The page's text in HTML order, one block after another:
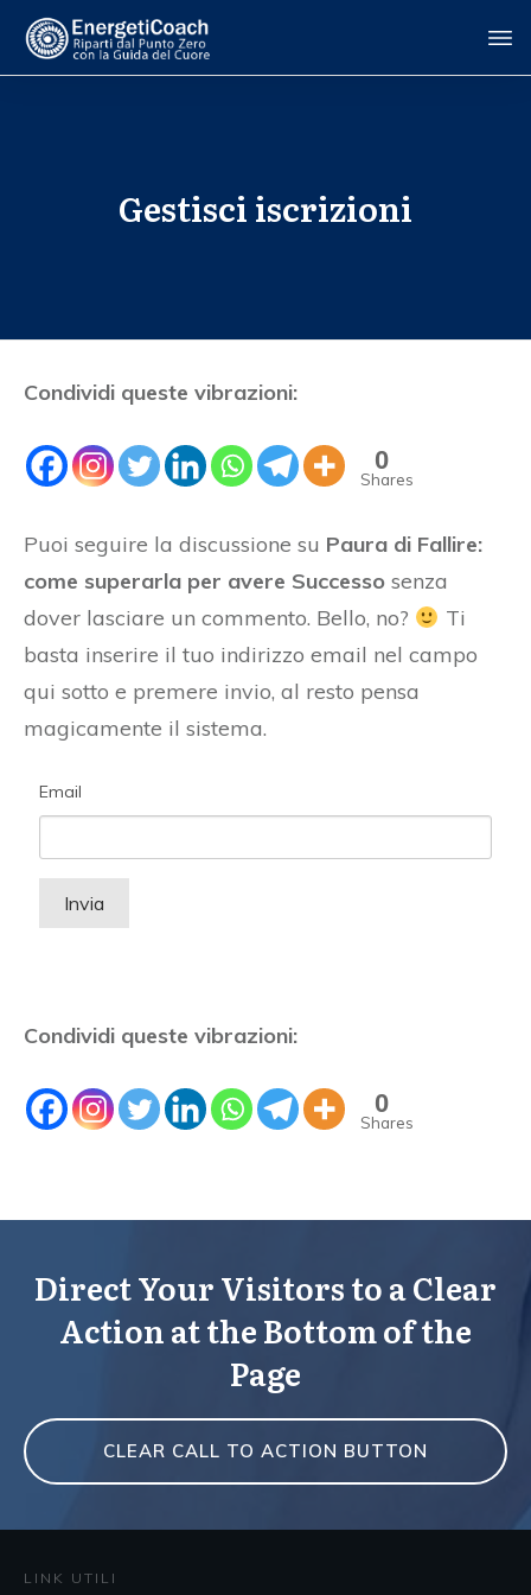
Gestisci iscrizioni
Condividi queste vibrazioni:
0
Shares
Puoi seguire la discussione su Paura di Fallire:
come superarla per avere Successo senza
dover lasciare un commento. Bello, no?
Ti
basta inserire il tuo indirizzo email nel campo
qui sotto e premere invio, al resto pensa
magicamente il sistema.
Email
Condividi queste vibrazioni:
0
Shares
Direct Your Visitors to a Clear
Action at the Bottom of the
Page
CLEAR CALL TO ACTION BUTTON
LINK UTILI